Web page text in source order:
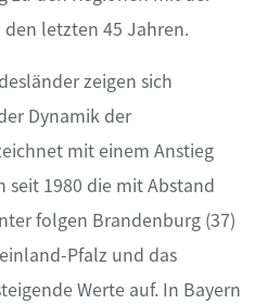
letzten 45 Jahren.
zeigen sich
Dynamik der
mit einem Anstieg
1980 die mit Abstand
folgen Brandenburg (37)
Pfalz und das
Werte auf. In Bayern